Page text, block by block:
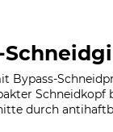
Bypass-
Schneidkopf
durch